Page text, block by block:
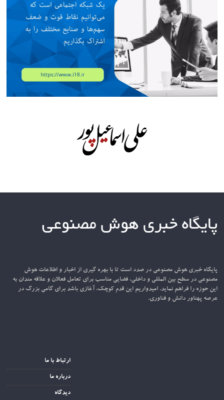
پایگاه خبری هوش مصنوعی
پایگاه خبری هوش مصنوعی در صدد است تا با بهره گیری از اخبار و اطلاعات هوش
مصنوعی در سطح بین المللی و داخلی، فضایی مناسب برای تعامل فعالان و علاقه مندان به
این حوزه را فراهم نماید. امیدواریم این قدم کوچک، آغازی باشد برای گامی بزرگ در
عرصه پهناور دانش و فناوری.
ارتباط با ما
درباره ما
دیدگاه